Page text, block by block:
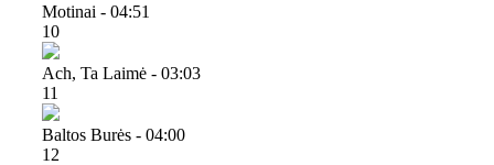
Motinai - 04:51
10
Ach, Ta Laimė - 03:03
11
Baltos Burės - 04:00
12